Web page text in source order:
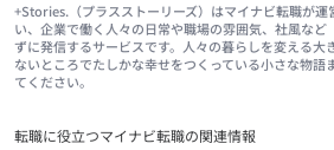
+Stories.（プラスストーリーズ）はマイナビ転職が運
い、企業で働く人々の日常や職場の雰囲気、社風など
ずに発信するサービスです。人々の暮らしを変える大
ないところでたしかな幸せをつくっている小さな物語
てください。
転職に役立つマイナビ転職の関連情報